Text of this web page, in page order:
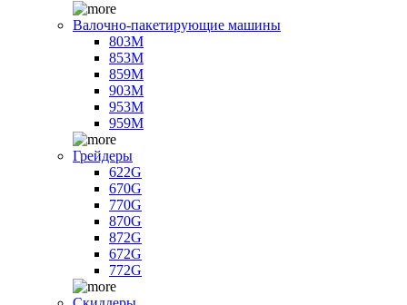
Валочно-пакетирующие машины
803M
853M
859M
903M
953M
959M
Грейдеры
622G
670G
770G
870G
872G
672G
772G